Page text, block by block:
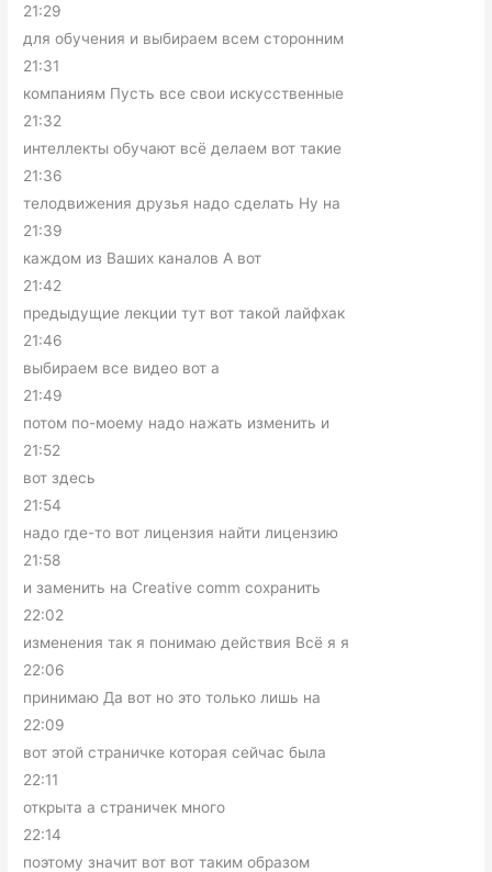
21:29
для обучения и выбираем всем сторонним
21:31
компаниям Пусть все свои искусственные
21:32
интеллекты обучают всё делаем вот такие
21:36
телодвижения друзья надо сделать Ну на
21:39
каждом из Ваших каналов А вот
21:42
предыдущие лекции тут вот такой лайфхак
21:46
выбираем все видео вот а
21:49
потом по-моему надо нажать изменить и
21:52
вот здесь
21:54
надо где-то вот лицензия найти лицензию
21:58
и заменить на Creative comm сохранить
22:02
изменения так я понимаю действия Всё я я
22:06
принимаю Да вот но это только лишь на
22:09
вот этой страничке которая сейчас была
22:11
открыта а страничек много
22:14
поэтому значит вот вот таким образом